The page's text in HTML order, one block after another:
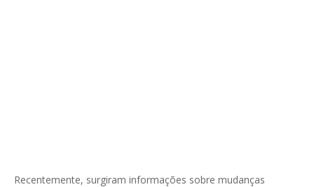
Recentemente, surgiram informações sobre mudanças